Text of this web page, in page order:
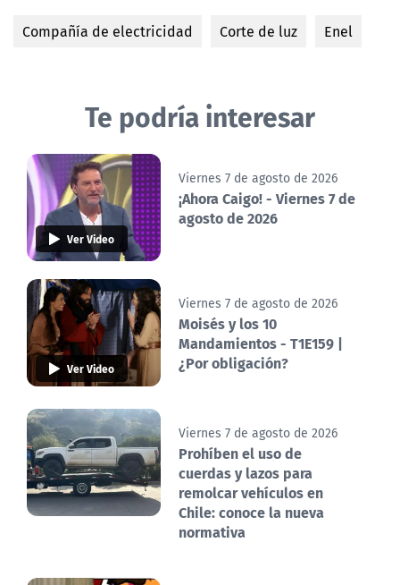
Compañía de electricidad Corte de luz Enel
Te podría interesar
Ver Video
Viernes 7 de agosto de 2026
¡Ahora Caigo! - Viernes 7 de
agosto de 2026
Ver Video
Viernes 7 de agosto de 2026
Moisés y los 10
Mandamientos - T1E159 |
¿Por obligación?
Viernes 7 de agosto de 2026
Prohíben el uso de
cuerdas y lazos para
remolcar vehículos en
Chile: conoce la nueva
normativa